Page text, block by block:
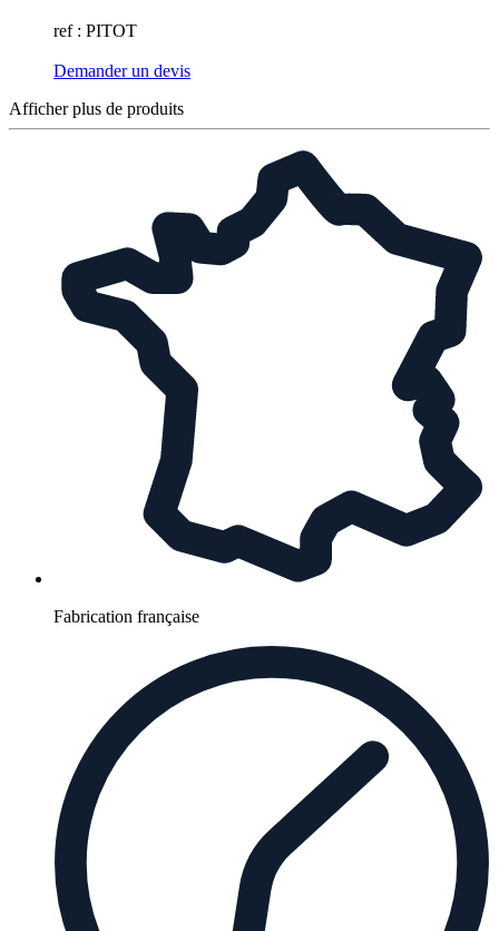
ref : PITOT
Demander un devis
Afficher plus de produits
Fabrication française